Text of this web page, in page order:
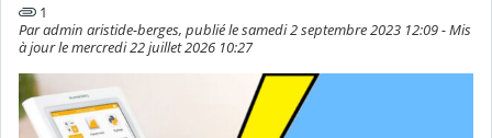
1
Par admin aristide-berges, publié le samedi 2 septembre 2023 12:09 - Mis
à jour le mercredi 22 juillet 2026 10:27